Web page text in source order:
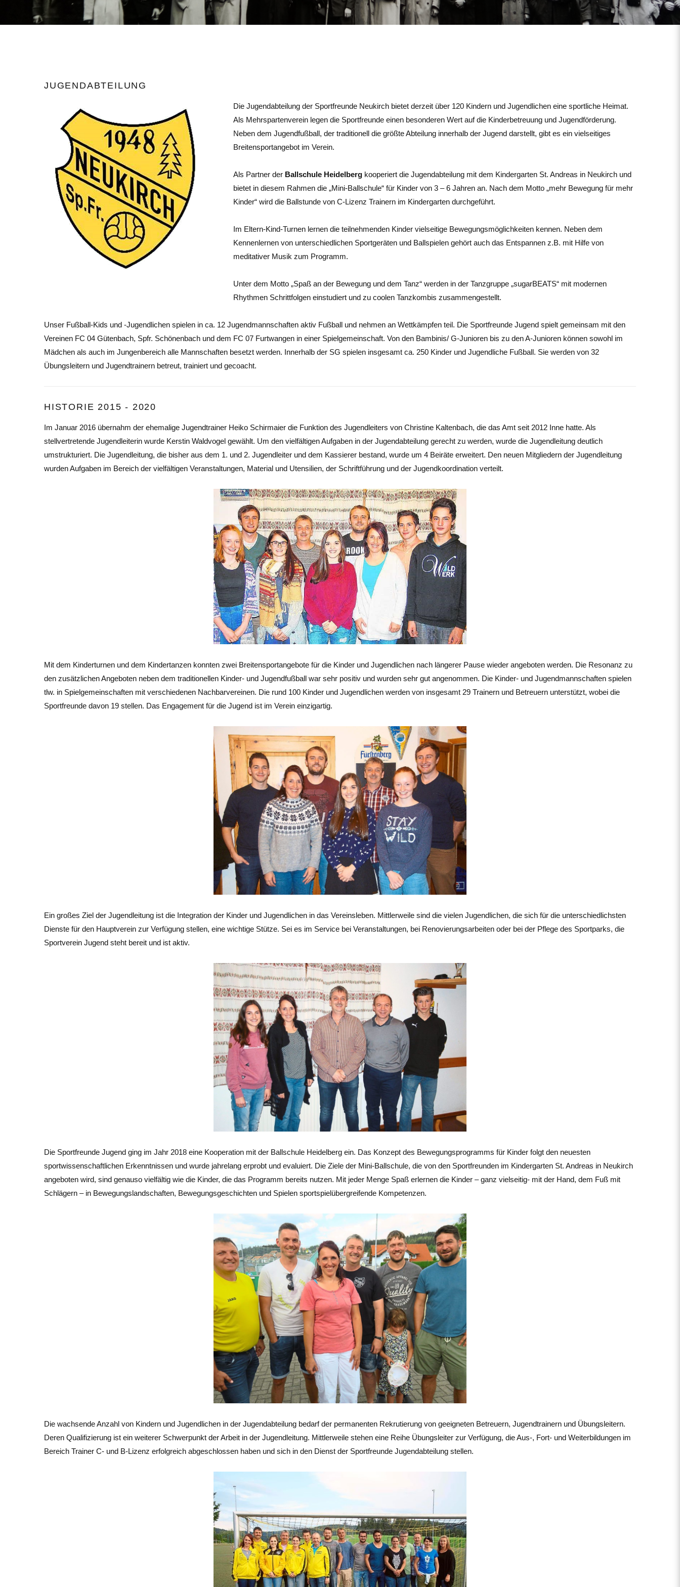
JUGENDABTEILUNG
Die Jugendabteilung der Sportfreunde Neukirch bietet derzeit über 120 Kindern und Jugendlichen eine sportliche Heimat.
Als Mehrspartenverein legen die Sportfreunde einen besonderen Wert auf die Kinderbetreuung und Jugendförderung.
Neben dem Jugendfußball, der traditionell die größte Abteilung innerhalb der Jugend darstellt, gibt es ein vielseitiges
Breitensportangebot im Verein.
Als Partner der Ballschule Heidelberg kooperiert die Jugendabteilung mit dem Kindergarten St. Andreas in Neukirch und
bietet in diesem Rahmen die „Mini-Ballschule“ für Kinder von 3 – 6 Jahren an. Nach dem Motto „mehr Bewegung für mehr
Kinder“ wird die Ballstunde von C-Lizenz Trainern im Kindergarten durchgeführt.
Im Eltern-Kind-Turnen lernen die teilnehmenden Kinder vielseitige Bewegungsmöglichkeiten kennen. Neben dem
Kennenlernen von unterschiedlichen Sportgeräten und Ballspielen gehört auch das Entspannen z.B. mit Hilfe von
meditativer Musik zum Programm.
Unter dem Motto „Spaß an der Bewegung und dem Tanz“ werden in der Tanzgruppe „sugarBEATS“ mit modernen
Rhythmen Schrittfolgen einstudiert und zu coolen Tanzkombis zusammengestellt.
Unser Fußball-Kids und -Jugendlichen spielen in ca. 12 Jugendmannschaften aktiv Fußball und nehmen an Wettkämpfen teil. Die Sportfreunde Jugend spielt gemeinsam mit den
Vereinen FC 04 Gütenbach, Spfr. Schönenbach und dem FC 07 Furtwangen in einer Spielgemeinschaft. Von den Bambinis/ G-Junioren bis zu den A-Junioren können sowohl im
Mädchen als auch im Jungenbereich alle Mannschaften besetzt werden. Innerhalb der SG spielen insgesamt ca. 250 Kinder und Jugendliche Fußball. Sie werden von 32
Übungsleitern und Jugendtrainern betreut, trainiert und gecoacht.
HISTORIE 2015 - 2020
Im Januar 2016 übernahm der ehemalige Jugendtrainer Heiko Schirmaier die Funktion des Jugendleiters von Christine Kaltenbach, die das Amt seit 2012 Inne hatte. Als
stellvertretende Jugendleiterin wurde Kerstin Waldvogel gewählt. Um den vielfältigen Aufgaben in der Jugendabteilung gerecht zu werden, wurde die Jugendleitung deutlich
umstrukturiert. Die Jugendleitung, die bisher aus dem 1. und 2. Jugendleiter und dem Kassierer bestand, wurde um 4 Beiräte erweitert. Den neuen Mitgliedern der Jugendleitung
wurden Aufgaben im Bereich der vielfältigen Veranstaltungen, Material und Utensilien, der Schriftführung und der Jugendkoordination verteilt.
Mit dem Kinderturnen und dem Kindertanzen konnten zwei Breitensportangebote für die Kinder und Jugendlichen nach längerer Pause wieder angeboten werden. Die Resonanz zu
den zusätzlichen Angeboten neben dem traditionellen Kinder- und Jugendfußball war sehr positiv und wurden sehr gut angenommen. Die Kinder- und Jugendmannschaften spielen
tlw. in Spielgemeinschaften mit verschiedenen Nachbarvereinen. Die rund 100 Kinder und Jugendlichen werden von insgesamt 29 Trainern und Betreuern unterstützt, wobei die
Sportfreunde davon 19 stellen. Das Engagement für die Jugend ist im Verein einzigartig.
Ein großes Ziel der Jugendleitung ist die Integration der Kinder und Jugendlichen in das Vereinsleben. Mittlerweile sind die vielen Jugendlichen, die sich für die unterschiedlichsten
Dienste für den Hauptverein zur Verfügung stellen, eine wichtige Stütze. Sei es im Service bei Veranstaltungen, bei Renovierungsarbeiten oder bei der Pflege des Sportparks, die
Sportverein Jugend steht bereit und ist aktiv.
Die Sportfreunde Jugend ging im Jahr 2018 eine Kooperation mit der Ballschule Heidelberg ein. Das Konzept des Bewegungsprogramms für Kinder folgt den neuesten
sportwissenschaftlichen Erkenntnissen und wurde jahrelang erprobt und evaluiert. Die Ziele der Mini-Ballschule, die von den Sportfreunden im Kindergarten St. Andreas in Neukirch
angeboten wird, sind genauso vielfältig wie die Kinder, die das Programm bereits nutzen. Mit jeder Menge Spaß erlernen die Kinder – ganz vielseitig- mit der Hand, dem Fuß mit
Schlägern – in Bewegungslandschaften, Bewegungsgeschichten und Spielen sportspielübergreifende Kompetenzen.
Die wachsende Anzahl von Kindern und Jugendlichen in der Jugendabteilung bedarf der permanenten Rekrutierung von geeigneten Betreuern, Jugendtrainern und Übungsleitern.
Deren Qualifizierung ist ein weiterer Schwerpunkt der Arbeit in der Jugendleitung. Mittlerweile stehen eine Reihe Übungsleiter zur Verfügung, die Aus-, Fort- und Weiterbildungen im
Bereich Trainer C- und B-Lizenz erfolgreich abgeschlossen haben und sich in den Dienst der Sportfreunde Jugendabteilung stellen.